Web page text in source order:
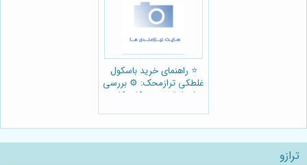
⭐️ راهنمای خرید باسکول
غلطکی ترازمحک: ⚙️ بررسی
مدل‌ها، قیمت و نکات کلیدی
ترازو